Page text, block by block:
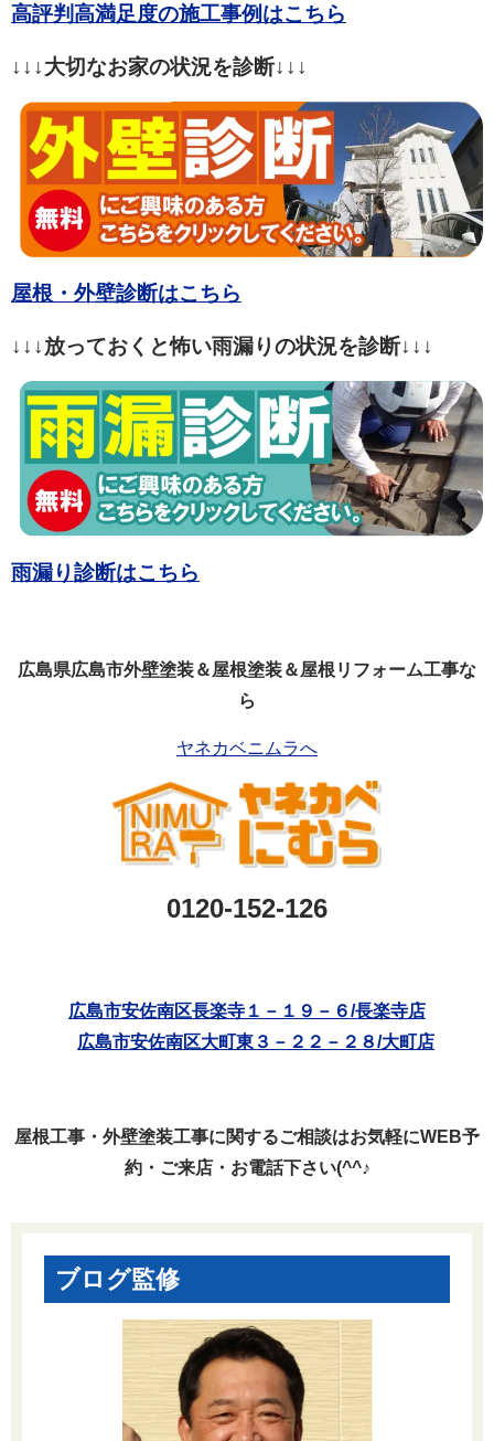
高評判高満足度の施工事例はこちら
↓↓↓大切なお家の状況を診断↓↓↓
屋根・外壁診断はこちら
↓↓↓放っておくと怖い雨漏りの状況を診断↓↓↓
雨漏り診断はこちら
広島県広島市外壁塗装＆屋根塗装＆屋根リフォーム工事な
ら
ヤネカベニムラへ
0120-152-126
広島市安佐南区長楽寺１－１９－６/長楽寺店
広島市安佐南区大町東３－２２－２８/大町店
屋根工事・外壁塗装工事に関するご相談はお気軽にWEB予
約・ご来店・お電話下さい(^^♪
ブログ監修